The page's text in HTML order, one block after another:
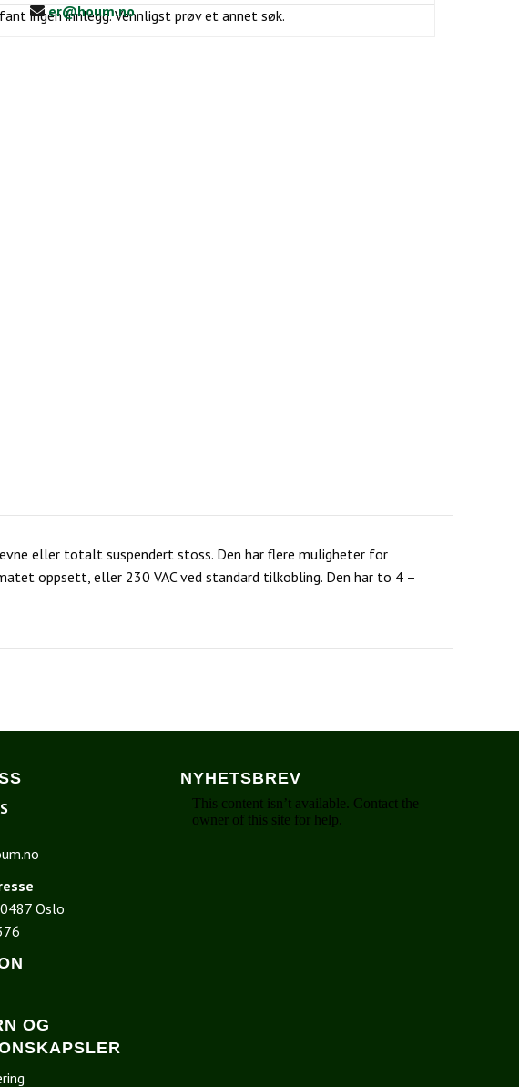
ingen innlegg. Vennligst prøv et annet søk.
er@houm.no
eller totalt suspendert stoss. Den har flere muligheter for
oppsett, eller 230 VAC ved standard tilkobling. Den har to 4 –
Oslo
OG
NYHETSBREV